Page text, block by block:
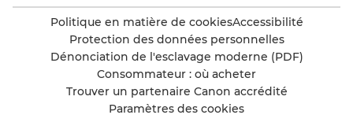
Politique en matière de cookiesAccessibilité
Protection des données personnelles
Dénonciation de l'esclavage moderne (PDF)
Consommateur : où acheter
Trouver un partenaire Canon accrédité
Paramètres des cookies